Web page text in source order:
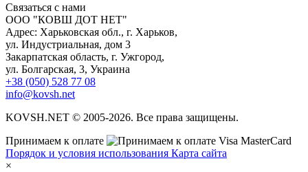
Связаться с нами
ООО "КОВШ ДОТ НЕТ"
Адрес: Харьковская обл., г. Харьков,
ул. Индустриальная, дом 3
Закарпатская область, г. Ужгород,
ул. Болгарская, 3, Украина
+38 (050) 528 77 08
info@kovsh.net
KOVSH.NET © 2005-2026. Все права защищены.
Принимаем к оплате
Порядок и условия использования Карта сайта
×